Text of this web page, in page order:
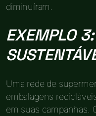
diminuíram.
EXEMPLO
Uma rede de
embalagens
em suas campanhas.